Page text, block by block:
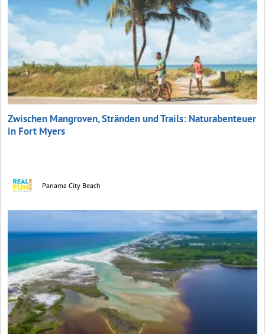
Zwischen Mangroven, Stränden und Trails: Naturabenteuer
in Fort Myers
Panama City Beach